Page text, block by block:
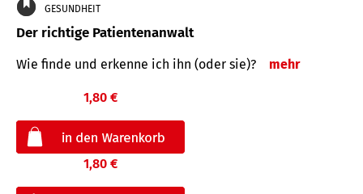
GESUNDHEIT
Der richtige Patientenanwalt
Wie finde und erkenne ich ihn (oder sie)? mehr
1,80 €
1,80 €